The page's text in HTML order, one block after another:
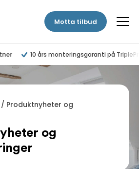
Motta tilbud
10 års monteringsgaranti på
/ Produktnyheter og
og